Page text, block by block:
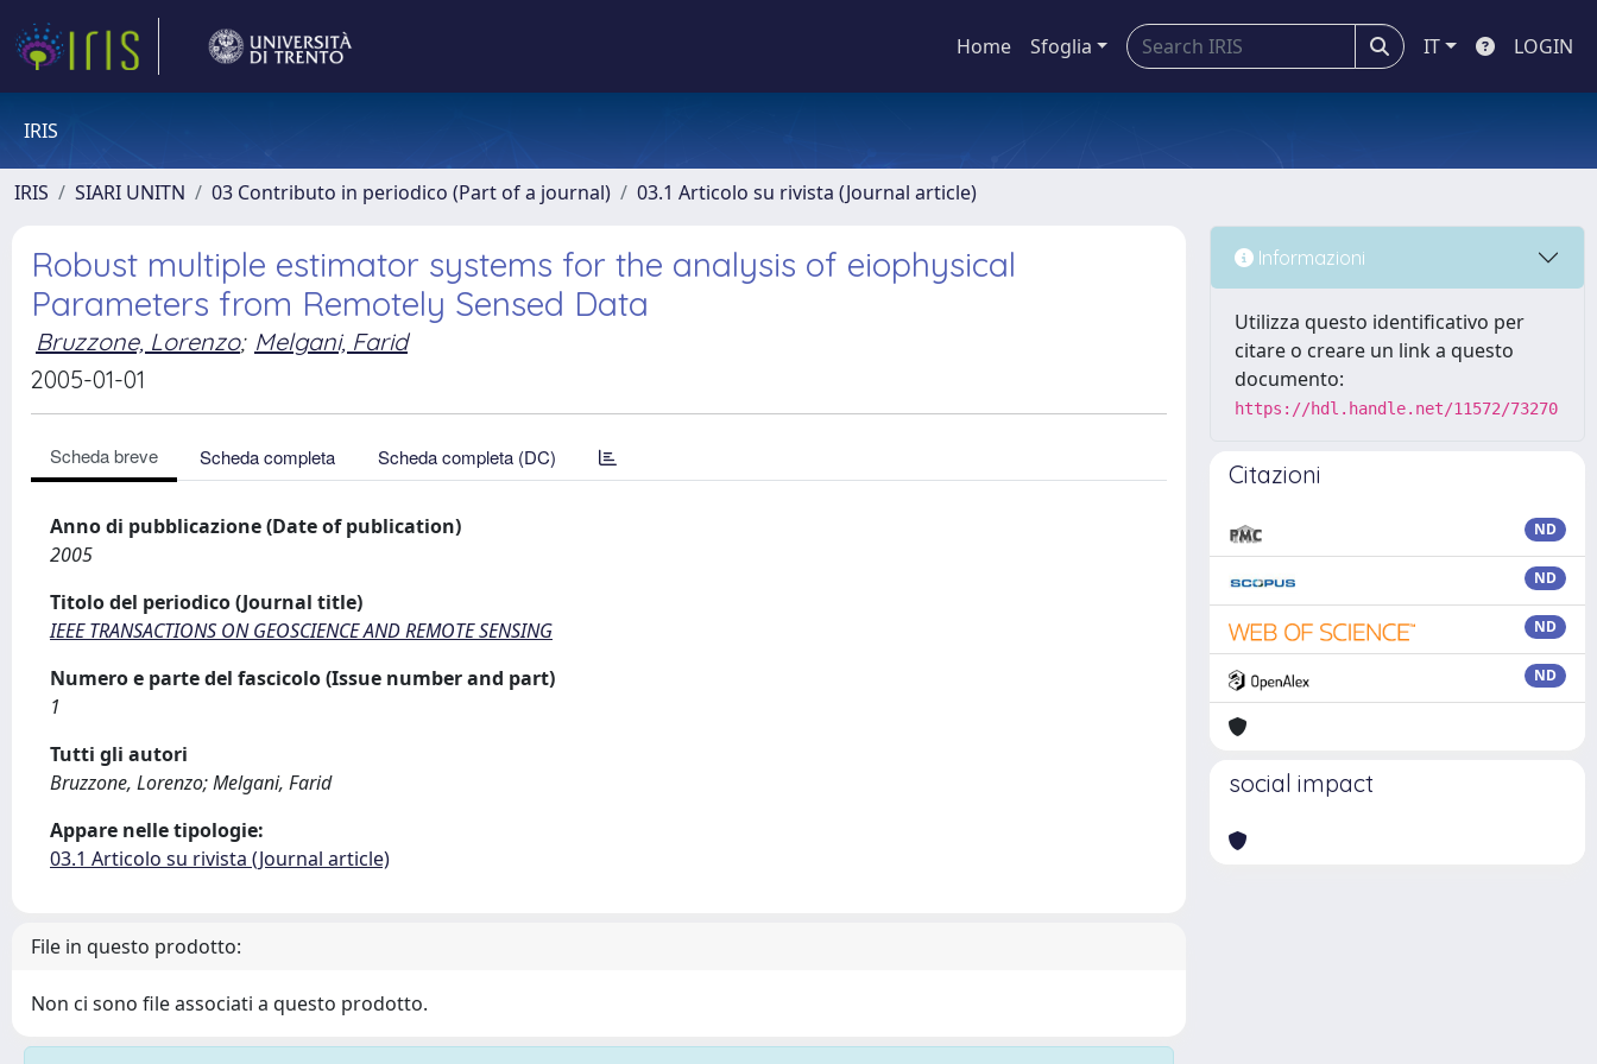
Home Sfoglia IT LOGIN
IRIS
IRIS SIARI UNITN 03 Contributo in periodico (Part of a journal) 03.1 Articolo su rivista (Journal article)
Robust multiple estimator systems for the analysis of eiophysical
Parameters from Remotely Sensed Data
Bruzzone, Lorenzo; Melgani, Farid
2005-01-01
Scheda breve Scheda completa Scheda completa (DC)
Anno di pubblicazione (Date of publication)
2005
Titolo del periodico (Journal title)
IEEE TRANSACTIONS ON GEOSCIENCE AND REMOTE SENSING
Numero e parte del fascicolo (Issue number and part)
1
Tutti gli autori
Bruzzone, Lorenzo; Melgani, Farid
Appare nelle tipologie:
03.1 Articolo su rivista (Journal article)
File in questo prodotto:
Non ci sono file associati a questo prodotto.
Informazioni
Utilizza questo identificativo per
citare o creare un link a questo
documento:
https://hdl.handle.net/11572/73270
Citazioni
ND
ND
ND
ND
social impact